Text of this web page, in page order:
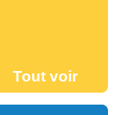
Tout voir